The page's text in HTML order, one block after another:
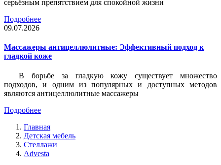
серьёзным препятствием для спокойной жизни
Подробнее
09.07.2026
Массажеры антицеллюлитные: Эффективный подход к
гладкой коже
В борьбе за гладкую кожу существует множество
подходов, и одним из популярных и доступных методов
являются антицеллюлитные массажеры
Подробнее
Главная
Детская мебель
Стеллажи
Advesta